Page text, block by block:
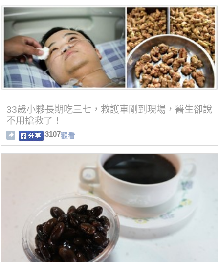
33歲小夥長期吃三七，救護車剛到現場，醫生卻說
不用搶救了！
3107觀看